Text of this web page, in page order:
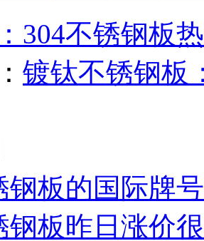
304不锈钢板
镀钛不锈钢板
钢板的国际牌号
钢板昨日涨价